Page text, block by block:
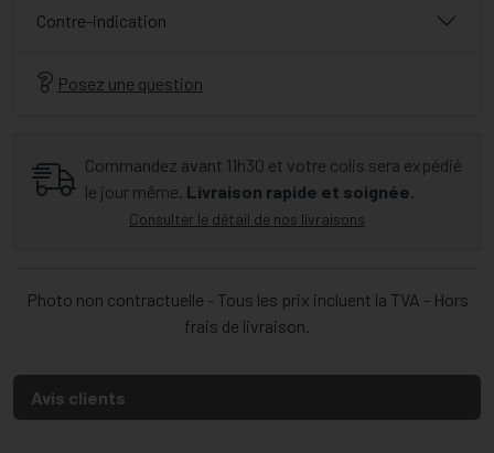
Contre-indication
Posez une question
Commandez avant 11h30 et votre colis sera expédié
le jour même. Livraison rapide et soignée.
Consulter le détail de nos livraisons
Photo non contractuelle - Tous les prix incluent la TVA - Hors
frais de livraison.
Avis clients